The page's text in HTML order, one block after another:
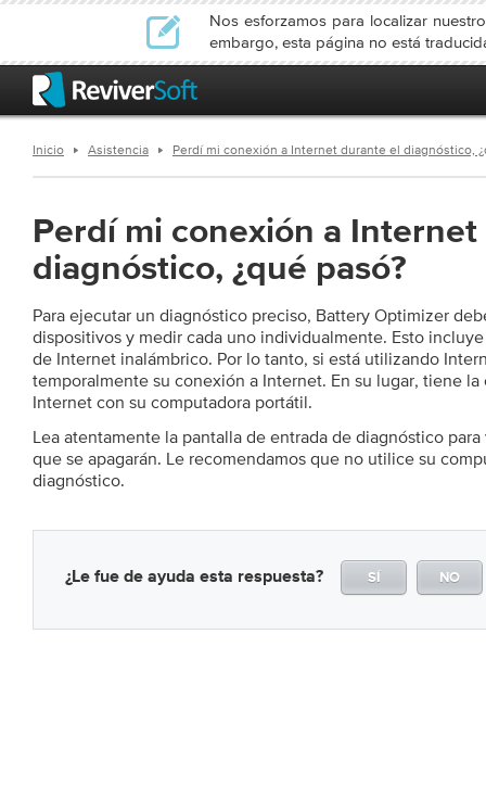
Nos esforzamos para localizar
embargo, esta página no está
Inicio Asistencia Perdí mi conexión a Internet durante el diagnóstico,
Perdí mi conexión a
diagnóstico, ¿qué pasó?
Para ejecutar un diagnóstico preciso, Battery Optimizer
dispositivos y medir cada uno individualmente. Esto
de Internet inalámbrico. Por lo tanto, si está utilizando
temporalmente su conexión a Internet. En su lugar, tiene
Internet con su computadora portátil.
Lea atentamente la pantalla de entrada de diagnóstico
que se apagarán. Le recomendamos que no utilice su
diagnóstico.
¿Le fue de ayuda esta respuesta? SÍ NO